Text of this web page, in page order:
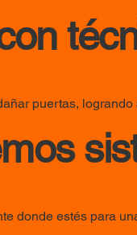
puertas, logrando
donde estés para